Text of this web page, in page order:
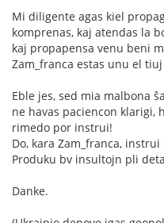
Mi diligente agas kiel
komprenas, kaj atendas la
kaj propapensa venu beni
Zam_franca estas unu el
Eble jes, sed mia malbona
ne havas paciencon klarigi,
rimedo por instrui!
Do, kara Zam_franca,
Produku bv insultojn pli
Danke.